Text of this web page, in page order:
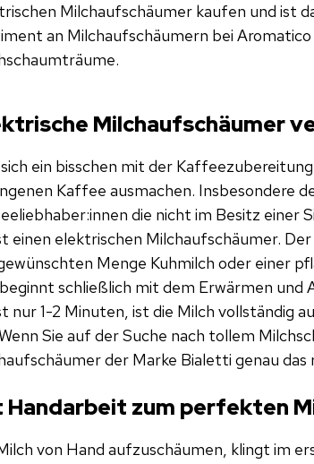
Milchaufschäumer kaufen und ist
an Milchaufschäumern bei Aromatico
Milchaufschäumer
ein bisschen mit der
Kaffee ausmachen. Insbesondere
die nicht im Besitz einer
einen elektrischen Milchaufschäumer.
Menge Kuhmilch oder einer
schließlich mit dem Erwärmen und
nur 1-2 Minuten, ist die Milch vollständig
Sie auf der Suche nach tollem
der Marke Bialetti genau das
Handarbeit zum perfekten
von Hand aufzuschäumen, klingt im